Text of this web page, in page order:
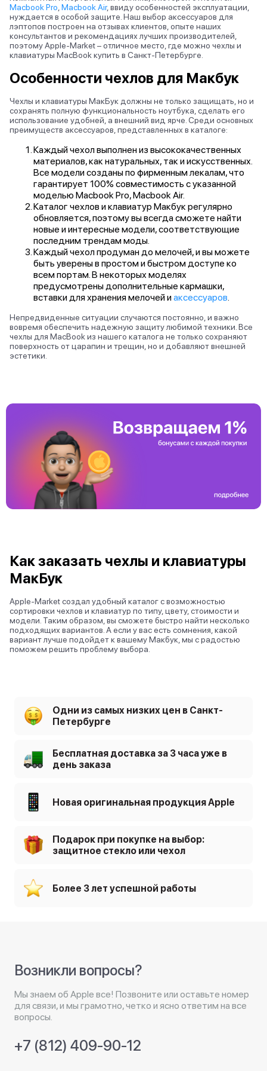
Macbook Pro Macbook Air, ввиду особенностей эксплуатации,
нуждается в особой защите. Наш выбор аксессуаров для
лэптопов построен на отзывах клиентов, опыте наших
консультантов и рекомендациях лучших производителей,
поэтому Apple-Market – отличное место, где можно чехлы и
клавиатуры MacBook купить в Санкт-Петербурге.
Особенности чехлов для Макбук
Чехлы и клавиатуры МакБук должны не только защищать, но и
сохранять полную функциональность ноутбука, сделать его
использование удобней, а внешний вид ярче. Среди основных
преимуществ аксессуаров, представленных в каталоге:
Каждый чехол выполнен из высококачественных
материалов, как натуральных, так и искусственных.
Все модели созданы по фирменным лекалам, что
гарантирует 100% совместимость с указанной
моделью Macbook Pro,Macbook Air.
Каталог чехлов и клавиатур Макбук регулярно
обновляется, поэтому вы всегда сможете найти
новые и интересные модели, соответствующие
последним трендам моды.
Каждый чехол продуман до мелочей, и вы можете
быть уверены в простом и быстром доступе ко
всем портам. В некоторых моделях
предусмотрены дополнительные кармашки,
вставки для хранения мелочей иаксессуаров.
Непредвиденные ситуации случаются постоянно, и важно
вовремя обеспечить надежную защиту любимой техники. Все
чехлы для MacBook из нашего каталога не только сохраняют
поверхность от царапин и трещин, но и добавляют внешней
эстетики.
Как заказать чехлы и клавиатуры
МакБук
Apple-Market создал удобный каталог с возможностью
сортировки чехлов и клавиатур по типу, цвету, стоимости и
модели. Таким образом, вы сможете быстро найти несколько
подходящих вариантов. А если у вас есть сомнения, какой
вариант лучше подойдет к вашему Макбук, мы с радостью
поможем решить проблему выбора.
Одни из самых низких цен в Санкт-
Петербурге
Бесплатная доставка за 3 часа уже в
день заказа
Новая оригинальная продукция Apple
Подарок при покупке на выбор:
защитное стекло или чехол
Более 3 лет успешной работы
Возникли вопросы?
Мы знаем об Apple все! Позвоните или оставьте номер
для связи, и мы грамотно, четко и ясно ответим на все
вопросы.
+7 (812) 409-90-12